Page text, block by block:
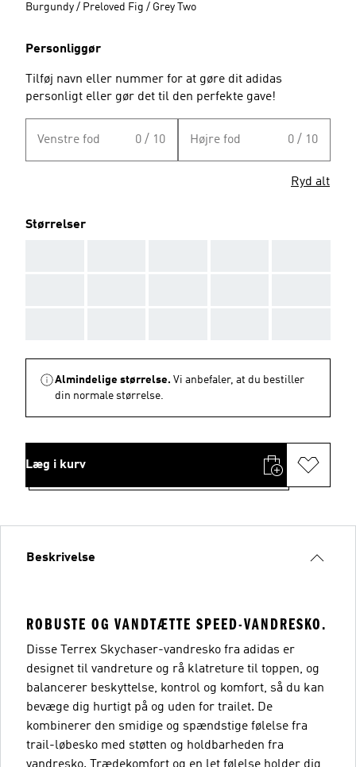
Burgundy / Preloved Fig / Grey Two
Personliggør
Tilføj navn eller nummer for at gøre dit adidas
personligt eller gør det til den perfekte gave!
Venstre fod 0 / 10 Højre fod 0 / 10
Ryd alt
Størrelser
Almindelige størrelse. Vi anbefaler, at du bestiller
din normale størrelse.
Læg i kurv
Beskrivelse
ROBUSTE OG VANDTÆTTE SPEED-VANDRESKO.
Disse Terrex Skychaser-vandresko fra adidas er
designet til vandreture og rå klatreture til toppen, og
balancerer beskyttelse, kontrol og komfort, så du kan
bevæge dig hurtigt på og uden for trailet. De
kombinerer den smidige og spændstige følelse fra
trail-løbesko med støtten og holdbarheden fra